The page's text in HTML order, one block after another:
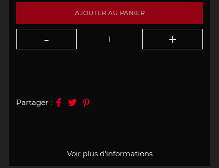
Voir plus d'informations
AJOUTER AU PANIER
Partager :